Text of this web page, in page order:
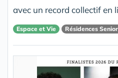
avec un record collectif en
Espace et Vie Résidences